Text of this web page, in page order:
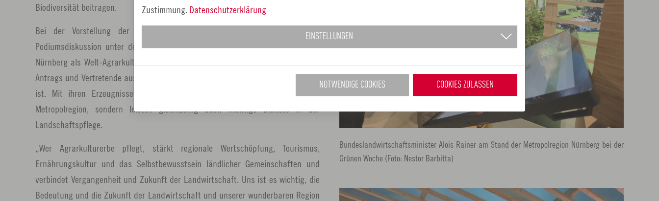
Biodiversität beitragen.
Bei der Vorstellung der Bewerbung auf der Grünen Woche und einer
Podiumsdiskussion unter dem Titel „Zwischen Feld und Welt – Metropolregion
Nürnberg als Welt-Agrarkulturerbe“ am 22. Januar machen die Befürworter des
Antrags und Vertretende aus der Landwirtschaft deutlich, wie wichtig ihre Arbeit
ist. Mit ihren Erzeugnissen versorgen sie nicht nur die Menschen in der
Metropolregion, sondern leisten gleichzeitig auch wichtige Dienste in der
Landschaftspflege.
„Wer Agrarkulturerbe pflegt, stärkt regionale Wertschöpfung, Tourismus,
Ernährungskultur und das Selbstbewusstsein ländlicher Gemeinschaften und
verbindet Vergangenheit und Zukunft der Landwirtschaft. Uns ist es wichtig, die
Bedeutung und die Zukunft der Landwirtschaft und unserer wunderbaren Region
Bundeslandwirtschaftsminister Alois Rainer am Stand der Metropolregion Nürnberg bei der
Grünen Woche (Foto: Nestor Barbitta)
Zustimmung. Datenschutzerklärung
EINSTELLUNGEN
NOTWENDIGE COOKIES COOKIES ZULASSEN